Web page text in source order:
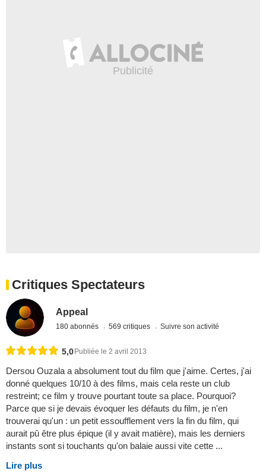
Critiques Spectateurs
Appeal
180 abonnés 569 critiques Suivre son activité
5,0Publiée le 2 avril 2013
Dersou Ouzala a absolument tout du film que j'aime. Certes, j'ai
donné quelques 10/10 à des films, mais cela reste un club
restreint; ce film y trouve pourtant toute sa place. Pourquoi?
Parce que si je devais évoquer les défauts du film, je n'en
trouverai qu'un : un petit essoufflement vers la fin du film, qui
aurait pû être plus épique (il y avait matière), mais les derniers
instants sont si touchants qu'on balaie aussi vite cette ...
Lire plus